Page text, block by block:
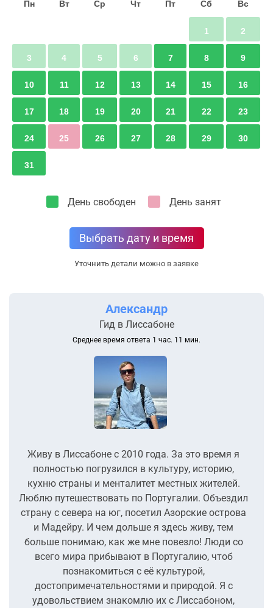
Пн Вт Ср Чт Пт Сб Вс
1 2
3 4 5 6 7 8 9
10 11 12 13 14 15 16
17 18 19 20 21 22 23
24 25 26 27 28 29 30
31
День свободен День занят
Выбрать дату и время
Уточнить детали можно в заявке
Александр
Гид в Лиссабоне
Среднее время ответа 1 час. 11 мин.
Живу в Лиссабоне с 2010 года. За это время я
полностью погрузился в культуру, историю,
кухню страны и менталитет местных жителей.
Люблю путешествовать по Португалии. Объездил
страну с севера на юг, посетил Азорские острова
и Мадейру. И чем дольше я здесь живу, тем
больше понимаю, как же мне повезло! Люди со
всего мира прибывают в Португалию, чтоб
познакомиться с её культурой,
достопримечательностями и природой. Я с
удовольствием знакомлю их с Лиссабоном,